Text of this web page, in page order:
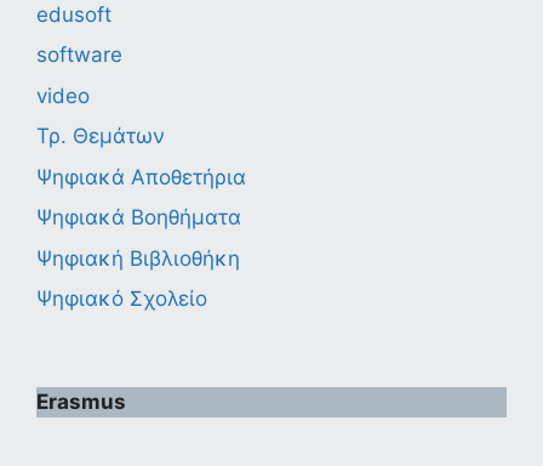
edusoft
software
video
Τρ. Θεμάτων
Ψηφιακά Αποθετήρια
Ψηφιακά Βοηθήματα
Ψηφιακή Βιβλιοθήκη
Ψηφιακό Σχολείο
Erasmus